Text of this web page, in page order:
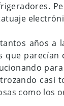
años a
parecían
casi
como los